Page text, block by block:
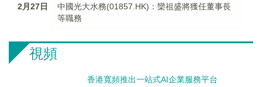
2月27日
中國光大水務(01857.HK)：欒祖盛將獲任董事長
等職務
視頻
香港寬頻推出一站式AI企業服務平台